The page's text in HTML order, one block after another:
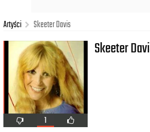
Artyści Skeeter Davis
1
Skeeter